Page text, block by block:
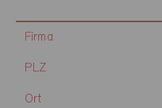
Firma
PLZ
Ort